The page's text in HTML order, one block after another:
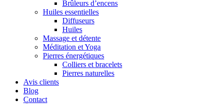
Brûleurs d’encens
Huiles essentielles
Diffuseurs
Huiles
Massage et détente
Méditation et Yoga
Pierres énergétiques
Colliers et bracelets
Pierres naturelles
Avis clients
Blog
Contact